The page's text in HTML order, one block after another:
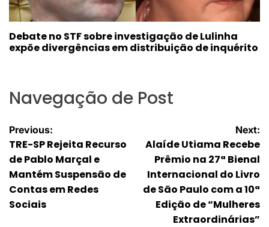
Debate no STF sobre investigação de Lulinha
expõe divergências em distribuição de inquérito
Navegação de Post
Previous:
TRE-SP Rejeita Recurso
de Pablo Marçal e
Mantém Suspensão de
Contas em Redes
Sociais
Next:
Alaíde Utiama Recebe
Prêmio na 27ª Bienal
Internacional do Livro
de São Paulo com a 10ª
Edição de “Mulheres
Extraordinárias”